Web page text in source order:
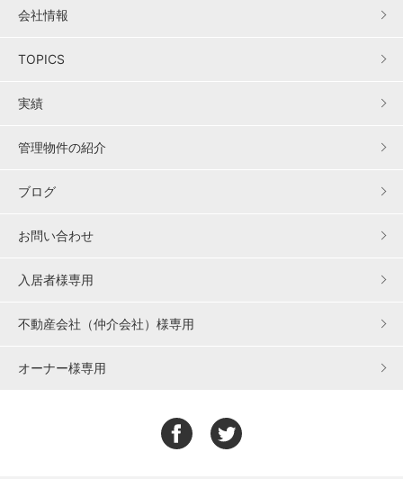
会社情報
TOPICS
実績
管理物件の紹介
ブログ
お問い合わせ
入居者様専用
不動産会社（仲介会社）様専用
オーナー様専用